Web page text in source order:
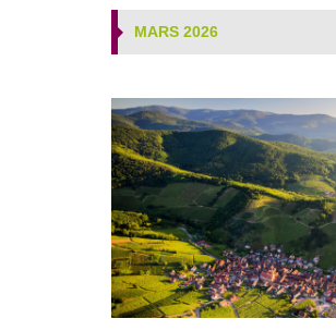
MARS 2026